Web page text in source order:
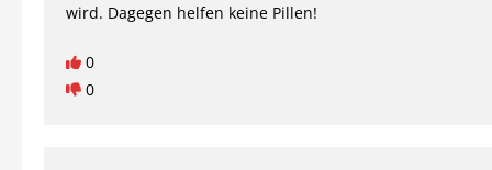
wird. Dagegen helfen keine Pillen!
0
0